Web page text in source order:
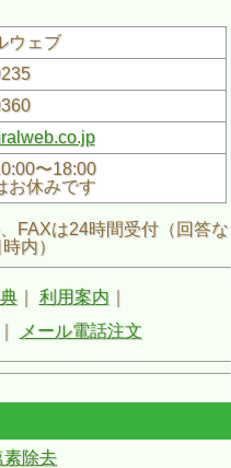
ウェブ
〜18:00
お休みです
FAXは24時間受付（回答な
内）
｜ 利用案内
メール電話注文
素除去